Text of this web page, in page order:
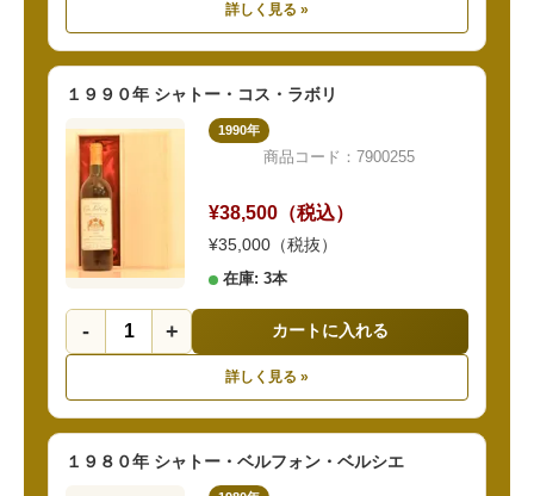
詳しく見る »
１９９０年 シャトー・コス・ラボリ
1990年
商品コード：7900255
¥38,500（税込）
¥35,000（税抜）
在庫: 3本
- + カートに入れる
詳しく見る »
１９８０年 シャトー・ベルフォン・ベルシエ